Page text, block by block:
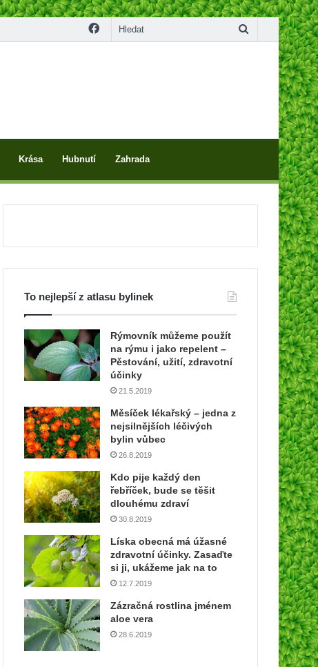
Facebook
Krása Hubnutí Zahrada
To nejlepší z atlasu bylinek
Rýmovník můžeme použít
na rýmu i jako repelent –
Pěstování, užití, zdravotní
účinky
21.5.2019
Měsíček lékařský – jedna z
nejsilnějších léčivých
bylin vůbec
26.8.2019
Kdo pije každý den
řebříček, bude se těšit
dlouhému zdraví
30.8.2019
Líska obecná má úžasné
zdravotní účinky. Zasaďte
si ji, ukážeme jak na to
12.7.2019
Zázračná rostlina jménem
aloe vera
28.6.2019